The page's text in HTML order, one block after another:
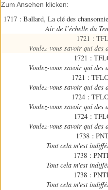
Zum Ansehen klicken:
1717 : Ballard, La clé des
Air de l’échelle du
1721 :
Voulez-vous savoir qui des
1721 :
Voulez-vous savoir qui des
1721 :
Voulez-vous savoir qui des
1724 :
Voulez-vous savoir qui des
1724 :
Voulez-vous savoir qui des
1738 :
Tout cela m'est
1738 :
Tout cela m'est
1738 :
Tout cela m'est